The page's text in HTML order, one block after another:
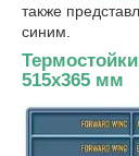
также
синим.
515x365 мм